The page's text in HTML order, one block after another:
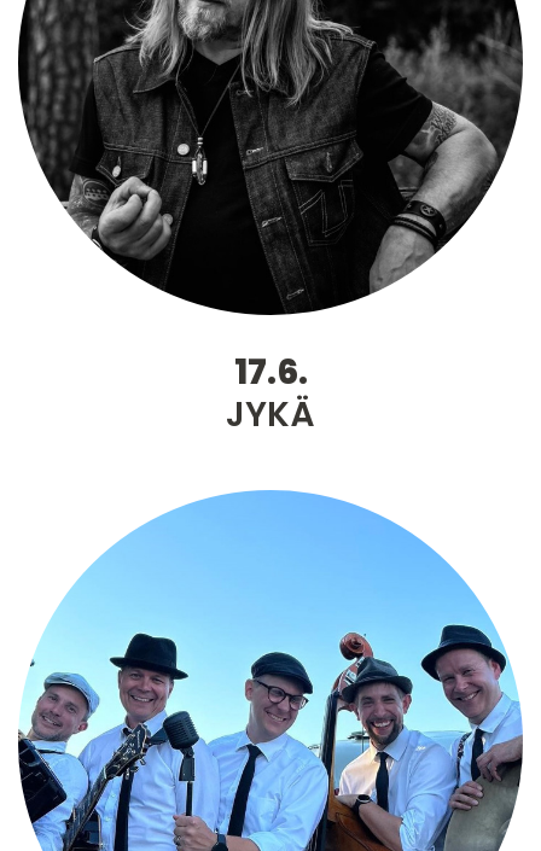
17.6.
JYKÄ